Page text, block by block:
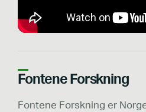
Fontene Forskning
Fontene Forskning er